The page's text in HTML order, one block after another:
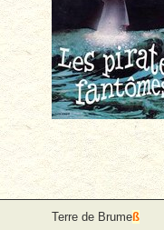
Terre de Brumeß